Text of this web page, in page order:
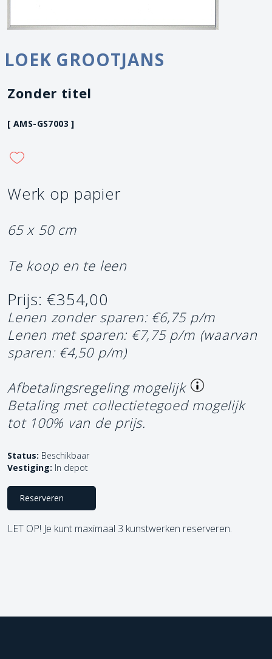
LOEK GROOTJANS
Zonder titel
[ AMS-GS7003 ]
Werk op papier
65 x 50 cm
Te koop en te leen
Prijs: €354,00
Lenen zonder sparen: €6,75 p/m
Lenen met sparen: €7,75 p/m (waarvan
sparen: €4,50 p/m)
Afbetalingsregeling mogelijk
Betaling met collectietegoed mogelijk
tot 100% van de prijs.
Status: Beschikbaar
Vestiging: In depot
Reserveren
LET OP! Je kunt maximaal 3 kunstwerken reserveren.